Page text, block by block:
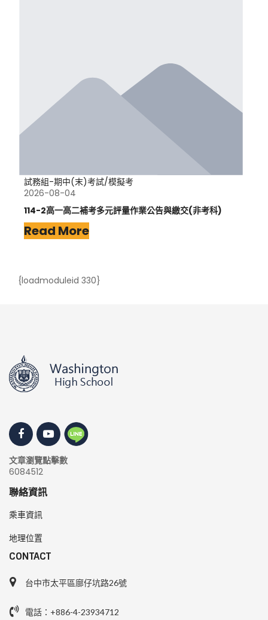
試務組-期中(末)考試/模擬考
2026-08-04
114-2高一高二補考多元評量作業公告與繳交(非考科)
Read More
{loadmoduleid 330}
文章瀏覽點擊數
6084512
聯絡資訊
乘車資訊
地理位置
CONTACT
台中市太平區廍仔坑路26號
電話：+886-4-23934712